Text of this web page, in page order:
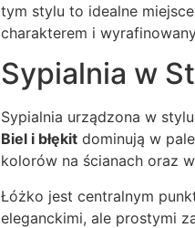
tym stylu to idealne
charakterem i
Sypialnia w
Sypialnia urządzona w
Biel i błękit dominują w
kolorów na ścianach oraz
Łóżko jest centralnym
eleganckimi, ale prostymi